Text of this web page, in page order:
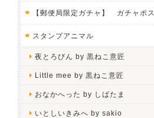
【郵便局限定ガチャ】 ガチャポス
スタンプアニマル
夜とろびん by 黒ねこ意匠
Little mee by 黒ねこ意匠
おなかへった by しばたま
いとしいきみへ by sakio